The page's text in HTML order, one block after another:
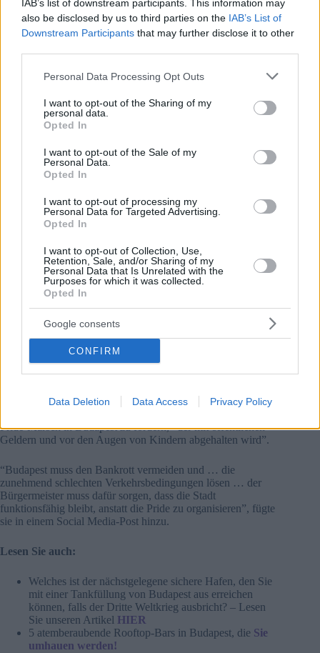
IAB’s list of downstream participants. This information may
also be disclosed by us to third parties on the IAB’s List of
Downstream Participants that may further disclose it to other
Please note that this website/app uses one or more Google
not limited to your visit or usage behaviour. You may click to
grant or deny consent to Google and its third-party tags to
use your data for below specified purposes in below Google
consent section.
Personal Data Processing Opt Outs
I want to opt-out of the Sharing of my
personal data.
Opted In
I want to opt-out of the Sale of my
Personal Data.
Opted In
I want to opt-out of processing my
Personal Data for Targeted Advertising.
Opted In
I want to opt-out of Collection, Use,
Retention, Sale, and/or Sharing of my
Personal Data that Is Unrelated with the
Purposes for which it was collected.
Opted In
Google consents
CONFIRM
Data Deletion Data Access Privacy Policy
Fidesz entrüstet
Alexandra Szentkirályi, die Fraktionsvorsitzende des Fidesz
diene dazu, “die Regierung über die Budapester Bürger zu
erpressen”. Der Bürgermeister und die beiden Parteien
“wollen vermeiden, zugeben zu müssen, dass sie die
Hauptstadt in den Bankrott getrieben haben, indem sie eine
Mülldeponie in Rakosrendezo gekauft und einen
unrechtmäßigen Haushalt verabschiedet haben”, fügte sie
Quelle: Facebook/Szentkirályi Alexandra
“Die Stadt ist fast bankrott, während ihre Verantwortlichen
und ihre eigene politische Agenda vorantreiben”, sagte sie
Pride-Marsch in Budapest zu fördern, “der mit öffentlichen
Geldern und vor den Augen von Kindern abgehalten wird”.
“Budapest muss den Bankrott vermeiden und … die
zunehmend schlechten Verkehrsbedingungen lösen … der
Bürgermeister muss dafür sorgen, dass die Stadt
funktionsfähig bleibt, anstatt die Pride zu organisieren”, fügte
sie in einem Social Media-Post hinzu.
Lesen Sie auch:
Welches ist der nächstgelegene sichere Hafen, den Sie
mit einer Tankfüllung von Budapest aus erreichen
können, falls der Dritte Weltkrieg ausbricht? – Lesen
Sie unseren Artikel HIER
5 atemberaubende Rooftop-Bars in Budapest, die Sie
umhauen werden!